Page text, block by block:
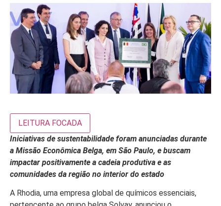
LEITURA FOCADA
Iniciativas de sustentabilidade foram anunciadas durante
a Missão Econômica Belga, em São Paulo, e buscam
impactar positivamente a cadeia produtiva e as
comunidades da região no interior do estado
A Rhodia, uma empresa global de químicos essenciais,